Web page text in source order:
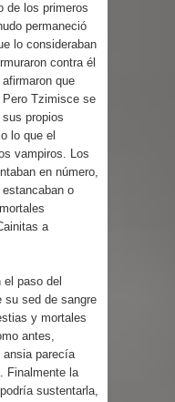
de los primeros
permaneció
lo consideraban
contra él
que
Pero Tzimisce se
propios
lo que el
vampiros. Los
en número,
o
a
paso del
su sed de sangre
y mortales
antes,
parecía
Finalmente la
sustentarla,